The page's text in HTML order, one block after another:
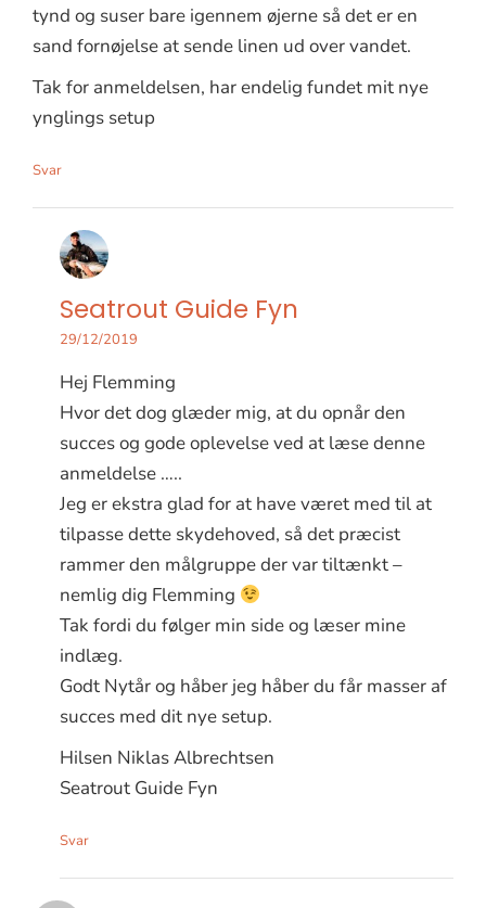
tynd og suser bare igennem øjerne så det er en
sand fornøjelse at sende linen ud over vandet.
Tak for anmeldelsen, har endelig fundet mit nye
ynglings setup
Svar
Seatrout Guide Fyn
29/12/2019
Hej Flemming
Hvor det dog glæder mig, at du opnår den
succes og gode oplevelse ved at læse denne
anmeldelse …..
Jeg er ekstra glad for at have været med til at
tilpasse dette skydehoved, så det præcist
rammer den målgruppe der var tiltænkt –
nemlig dig Flemming
Tak fordi du følger min side og læser mine
indlæg.
Godt Nytår og håber jeg håber du får masser af
succes med dit nye setup.
Hilsen Niklas Albrechtsen
Seatrout Guide Fyn
Svar